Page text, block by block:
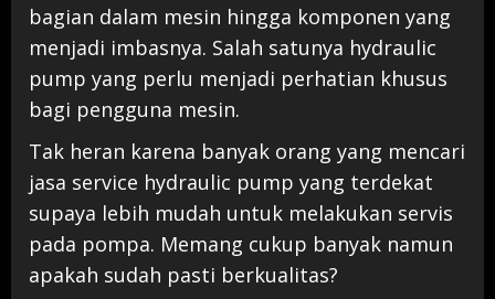
bagian dalam mesin hingga komponen yang
menjadi imbasnya. Salah satunya hydraulic
pump yang perlu menjadi perhatian khusus
bagi pengguna mesin.
Tak heran karena banyak orang yang mencari
jasa service hydraulic pump yang terdekat
supaya lebih mudah untuk melakukan servis
pada pompa. Memang cukup banyak namun
apakah sudah pasti berkualitas?